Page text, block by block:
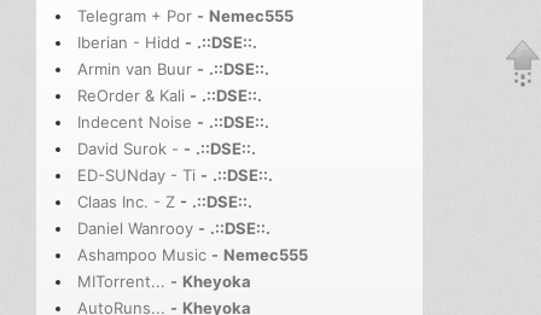
Telegram + Por - Nemec555
Iberian - Hidd - .::DSE::.
Armin van Buur - .::DSE::.
ReOrder & Kali - .::DSE::.
Indecent Noise - .::DSE::.
David Surok - - .::DSE::.
ED-SUNday - Ti - .::DSE::.
Claas Inc. - Z - .::DSE::.
Daniel Wanrooy - .::DSE::.
Ashampoo Music - Nemec555
MITorrent... - Kheyoka
AutoRuns... - Kheyoka